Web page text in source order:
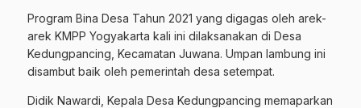
Program Bina Desa Tahun 2021 yang digagas oleh arek-
arek KMPP Yogyakarta kali ini dilaksanakan di Desa
Kedungpancing, Kecamatan Juwana. Umpan lambung ini
disambut baik oleh pemerintah desa setempat.
Didik Nawardi, Kepala Desa Kedungpancing memaparkan